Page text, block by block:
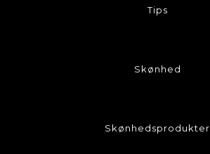
Tips
Skønhed
Skønhedsprodukter